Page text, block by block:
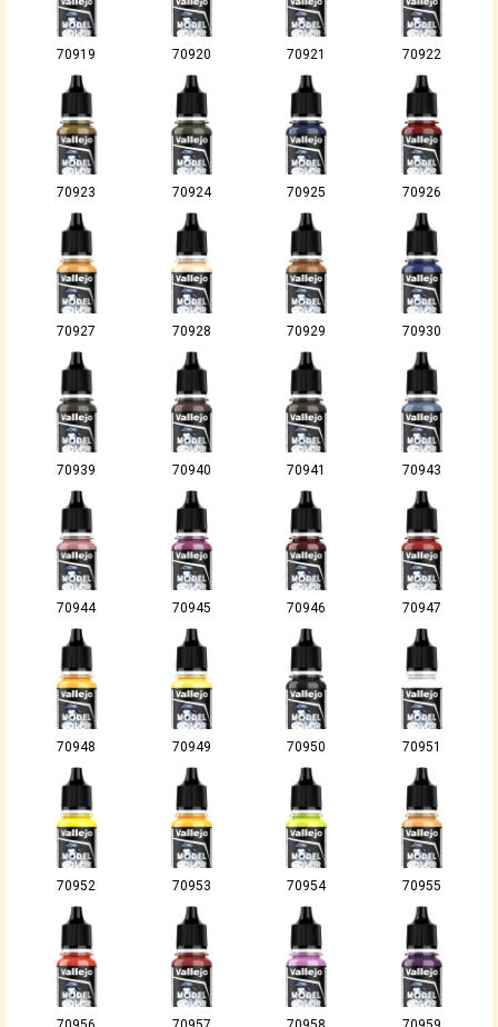
70919 70920 70921 70922
70923 70924 70925 70926
70927 70928 70929 70930
70939 70940 70941 70943
70944 70945 70946 70947
70948 70949 70950 70951
70952 70953 70954 70955